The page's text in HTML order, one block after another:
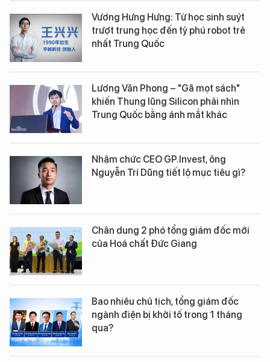
Vương Hưng Hưng: Từ học sinh suýt
trượt trung học đến tỷ phú robot trẻ
nhất Trung Quốc
Lương Văn Phong – "Gã mọt sách"
khiến Thung lũng Silicon phải nhìn
Trung Quốc bằng ánh mắt khác
Nhậm chức CEO GP.Invest, ông
Nguyễn Trí Dũng tiết lộ mục tiêu gì?
Chân dung 2 phó tổng giám đốc mới
của Hoá chất Đức Giang
Bao nhiêu chủ tịch, tổng giám đốc
ngành điện bị khởi tố trong 1 tháng
qua?